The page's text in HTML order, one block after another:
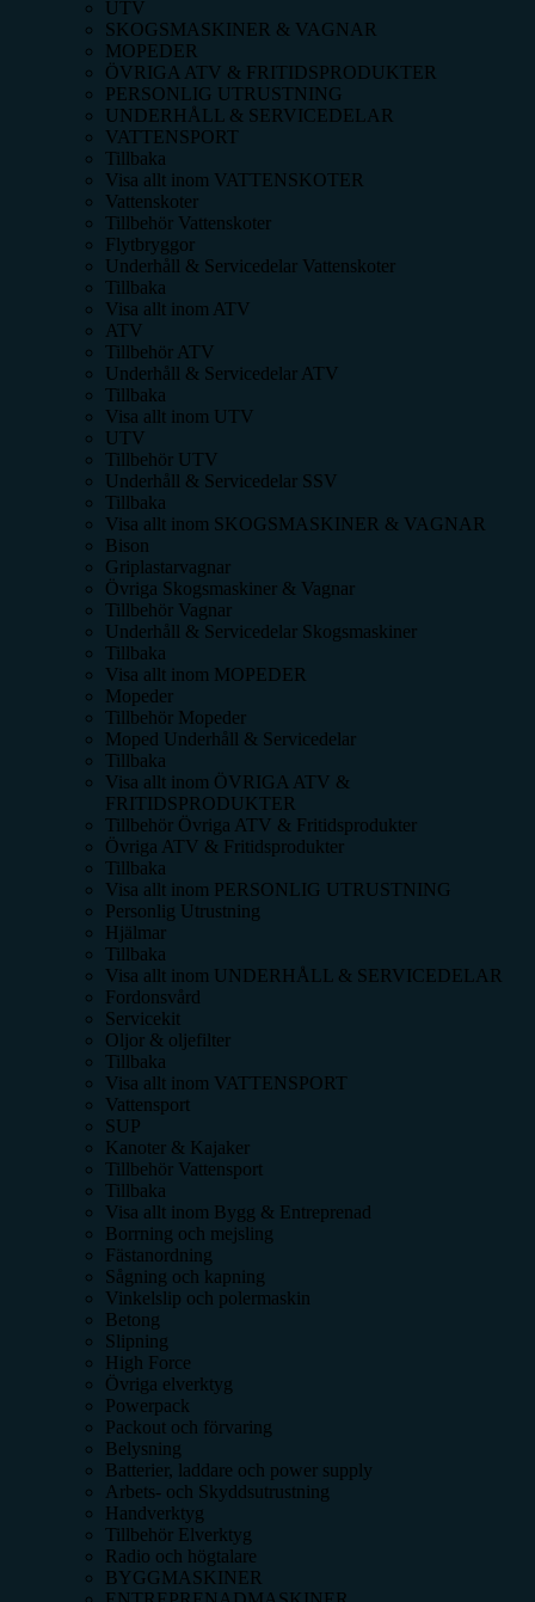
UTV
SKOGSMASKINER & VAGNAR
MOPEDER
ÖVRIGA ATV & FRITIDSPRODUKTER
PERSONLIG UTRUSTNING
UNDERHÅLL & SERVICEDELAR
VATTENSPORT
Tillbaka
Visa allt inom VATTENSKOTER
Vattenskoter
Tillbehör Vattenskoter
Flytbryggor
Underhåll & Servicedelar Vattenskoter
Tillbaka
Visa allt inom ATV
ATV
Tillbehör ATV
Underhåll & Servicedelar ATV
Tillbaka
Visa allt inom UTV
UTV
Tillbehör UTV
Underhåll & Servicedelar SSV
Tillbaka
Visa allt inom SKOGSMASKINER & VAGNAR
Bison
Griplastarvagnar
Övriga Skogsmaskiner & Vagnar
Tillbehör Vagnar
Underhåll & Servicedelar Skogsmaskiner
Tillbaka
Visa allt inom MOPEDER
Mopeder
Tillbehör Mopeder
Moped Underhåll & Servicedelar
Tillbaka
Visa allt inom ÖVRIGA ATV &
FRITIDSPRODUKTER
Tillbehör Övriga ATV & Fritidsprodukter
Övriga ATV & Fritidsprodukter
Tillbaka
Visa allt inom PERSONLIG UTRUSTNING
Personlig Utrustning
Hjälmar
Tillbaka
Visa allt inom UNDERHÅLL & SERVICEDELAR
Fordonsvård
Servicekit
Oljor & oljefilter
Tillbaka
Visa allt inom VATTENSPORT
Vattensport
SUP
Kanoter & Kajaker
Tillbehör Vattensport
Tillbaka
Visa allt inom Bygg & Entreprenad
Borrning och mejsling
Fästanordning
Sågning och kapning
Vinkelslip och polermaskin
Betong
Slipning
High Force
Övriga elverktyg
Powerpack
Packout och förvaring
Belysning
Batterier, laddare och power supply
Arbets- och Skyddsutrustning
Handverktyg
Tillbehör Elverktyg
Radio och högtalare
BYGGMASKINER